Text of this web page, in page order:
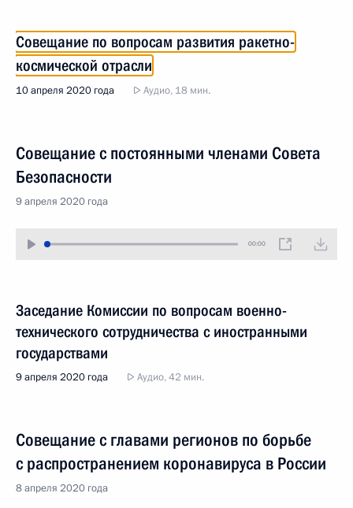
Совещание по вопросам развития ракетно-
космической отрасли
10 апреля 2020 года Аудио, 18 мин.
Совещание с постоянными членами Совета
Безопасности
9 апреля 2020 года
00:00
Заседание Комиссии по вопросам военно-
технического сотрудничества с иностранными
государствами
9 апреля 2020 года Аудио, 42 мин.
Совещание с главами регионов по борьбе
с распространением коронавируса в России
8 апреля 2020 года